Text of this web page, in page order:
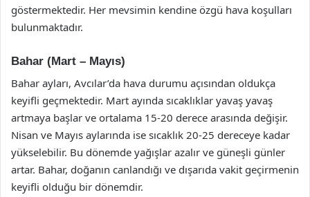
göstermektedir. Her mevsimin kendine özgü hava koşulları
bulunmaktadır.
Bahar (Mart – Mayıs)
Bahar ayları, Avcılar’da hava durumu açısından oldukça
keyifli geçmektedir. Mart ayında sıcaklıklar yavaş yavaş
artmaya başlar ve ortalama 15-20 derece arasında değişir.
Nisan ve Mayıs aylarında ise sıcaklık 20-25 dereceye kadar
yükselebilir. Bu dönemde yağışlar azalır ve güneşli günler
artar. Bahar, doğanın canlandığı ve dışarıda vakit geçirmenin
keyifli olduğu bir dönemdir.